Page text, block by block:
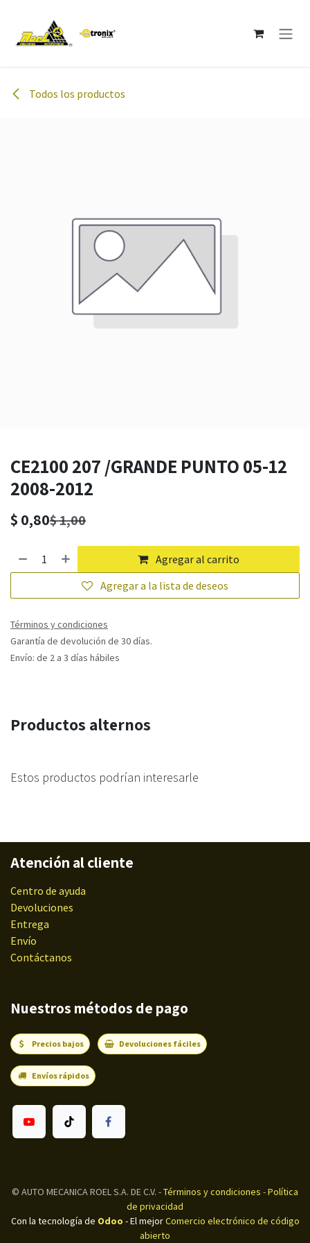
Todos los productos
CE2100 207 /GRANDE PUNTO 05-12
2008-2012
$ 0,80$1,00
Agregar al carrito
Agregar a la lista de deseos
Términos y condiciones
Garantía de devolución de 30 días.
Envío: de 2 a 3 días hábiles
Productos alternos
Estos productos podrían interesarle
Atención al cliente
Centro de ayuda
Devoluciones
Entrega
Envío
Contáctanos
Nuestros métodos de pago
Precios bajos Devoluciones fáciles
Envíos rápidos
© AUTO MECANICA ROEL S.A. DE C.V. -Términos y condiciones -Política
de privacidad
Con la tecnología de Odoo - El mejorComercio electrónico de código
abierto